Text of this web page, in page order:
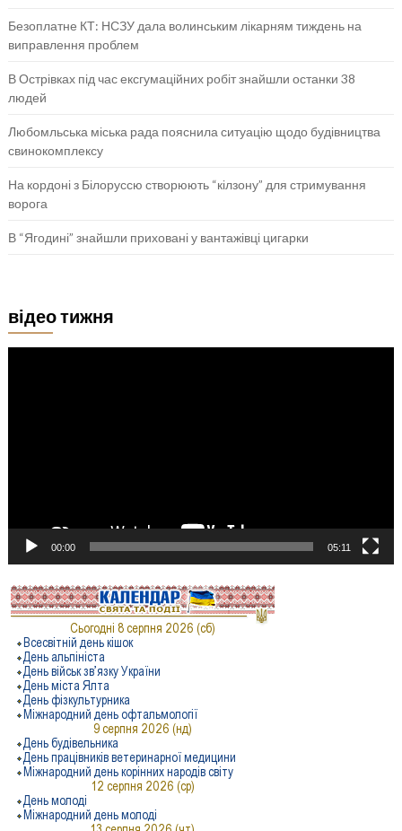
Безоплатне КТ: НСЗУ дала волинським лікарням тиждень на
виправлення проблем
В Острівках під час ексгумаційних робіт знайшли останки 38
людей
Любомльська міська рада пояснила ситуацію щодо будівництва
свинокомплексу
На кордоні з Білоруссю створюють “кілзону” для стримування
ворога
В “Ягодині” знайшли приховані у вантажівці цигарки
відео тижня
00:00 05:11